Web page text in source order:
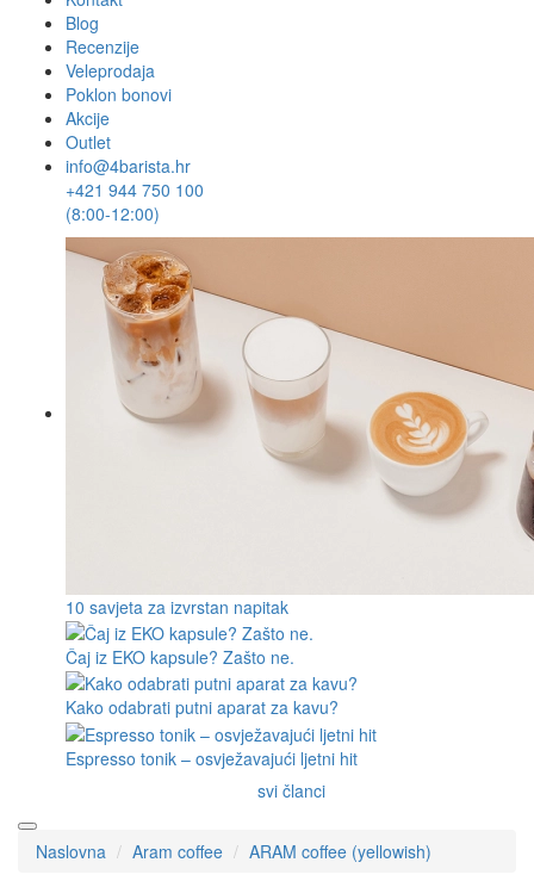
Blog
Recenzije
Veleprodaja
Poklon bonovi
Akcije
Outlet
info@4barista.hr
+421 944 750 100
(8:00-12:00)
10 savjeta za izvrstan napitak
Čaj iz EKO kapsule? Zašto ne.
Kako odabrati putni aparat za kavu?
Espresso tonik – osvježavajući ljetni hit
svi članci
Naslovna Aram coffee ARAM coffee (yellowish)